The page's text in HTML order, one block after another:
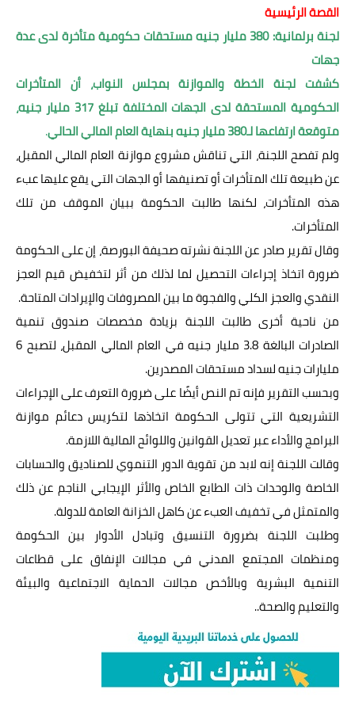
القصة الرئيسية
لجنة برلمانية: 380 مليار جنيه مستحقات حكومية متأخرة لدى عدة
جهات
كشفت لجنة الخطة والموازنة بمجلس النواب، أن المتأخرات
الحكومية المستحقة لدى الجهات المختلفة تبلغ 317 مليار جنيه،
متوقعة ارتفاعها لـ380 مليار جنيه بنهاية العام المالي الحالي
.
ولم تفصح اللجنة، التي تناقش مشروع موازنة العام المالي المقبل،
عن طبيعة تلك المتأخرات أو تصنيفها أو الجهات التي يقع عليها عبء
هذه المتأخرات، لكنها طالبت الحكومة ببيان الموقف من تلك
المتأخرات.
وقال تقرير صادر عن اللجنة نشرته صحيفة البورصة، إن على الحكومة
ضرورة اتخاذ إجراءات التحصيل لما لذلك من أثر لتخفيض قيم العجز
النقدي والعجز الكلي والفجوة ما بين المصروفات والإيرادات المتاحة.
من ناحية أخرى طالبت اللجنة بزيادة مخصصات صندوق تنمية
الصادرات البالغة 3.8 مليار جنيه في العام المالي المقبل، لتصبح 6
مليارات جنيه لسداد مستحقات المصدرين.
وبحسب التقرير فإنه تم النص أيضًا على ضرورة التعرف على الإجراءات
التشريعية التي تتولى الحكومة اتخاذها لتكريس دعائم موازنة
البرامج والأداء عبر تعديل القوانين واللوائح المالية اللازمة.
وقالت اللجنة إنه لابد من تقوية الدور التنموي للصناديق والحسابات
الخاصة والوحدات ذات الطابع الخاص والأثر الإيجابي الناجم عن ذلك
والمتمثل في تخفيف العبء عن كاهل الخزانة العامة للدولة.
وطلبت اللجنة بضرورة التنسيق وتبادل الأدوار بين الحكومة
ومنظمات المجتمع المدني في مجالات الإنفاق على قطاعات
التنمية البشرية وبالأخص مجالات الحماية الاجتماعية والبيئة
والتعليم والصحة..